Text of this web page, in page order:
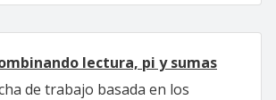
lectura, pi y sumas
de trabajo basada en los